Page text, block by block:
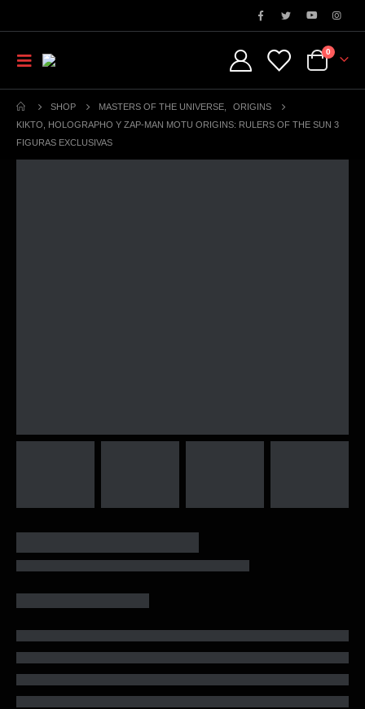
0
SHOP MASTERS OF THE UNIVERSE
ORIGINS
KIKTO, HOLOGRAPHO Y ZAP-MAN MOTU ORIGINS: RULERS OF THE SUN 3
FIGURAS EXCLUSIVAS